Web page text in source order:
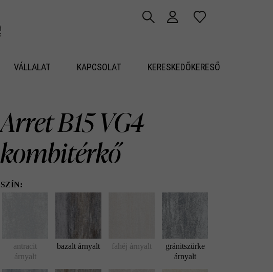
VÁLLALAT KAPCSOLAT KERESKEDŐKERESŐ
Arret B15 VG4
kombitérkő
SZÍN:
antracit
árnyalt
bazalt árnyalt fahéj árnyalt
gránitszürke
árnyalt